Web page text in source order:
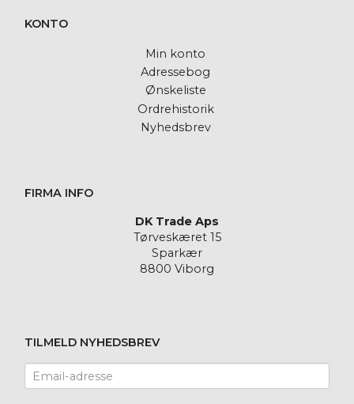
KONTO
Min konto
Adressebog
Ønskeliste
Ordrehistorik
Nyhedsbrev
FIRMA INFO
DK Trade Aps
Tørveskæret 15
Sparkær
8800 Viborg
TILMELD NYHEDSBREV
adresse